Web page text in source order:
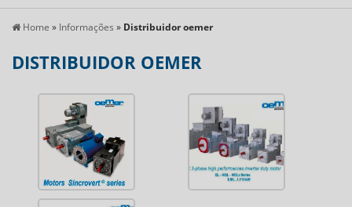
Home » Informações » Distribuidor oemer
DISTRIBUIDOR OEMER